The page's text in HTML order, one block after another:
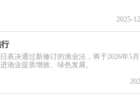
2025-
表决通过新修订的渔业法，将于2026年5
渔业提质增效、绿色发展。